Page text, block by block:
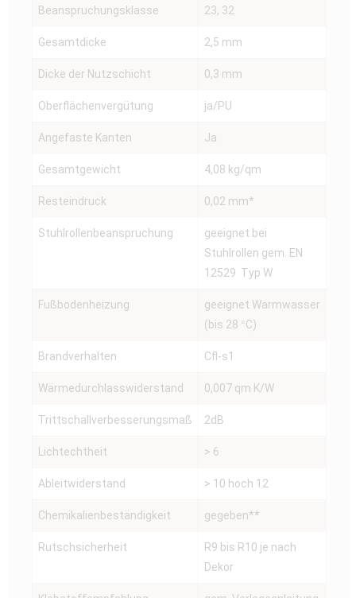
Beanspruchungsklasse 23, 32
Gesamtdicke 2,5 mm
Dicke der Nutzschicht 0,3 mm
Oberflächenvergütung ja/PU
Angefaste Kanten Ja
Gesamtgewicht 4,08 kg/qm
Resteindruck 0,02 mm*
Stuhlrollenbeanspruchung
geeignet bei
Stuhlrollen gem. EN
12529 Typ W
Fußbodenheizung
geeignet Warmwasser
(bis 28 °C)
Brandverhalten Cfl-s1
Wärmedurchlasswiderstand 0,007 qm K/W
Trittschallverbesserungsmaß 2dB
Lichtechtheit > 6
Ableitwiderstand > 10 hoch 12
Chemikalienbeständigkeit gegeben**
Rutschsicherheit
R9 bis R10 je nach
Dekor